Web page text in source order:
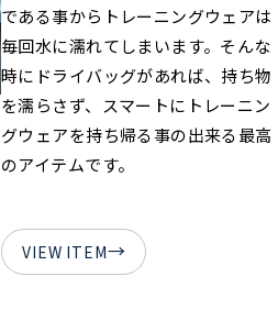
である事からトレーニングウェアは
毎回水に濡れてしまいます。そんな
時にドライバッグがあれば、持ち物
を濡らさず、スマートにトレーニン
グウェアを持ち帰る事の出来る最高
のアイテムです。
VIEW ITEM→